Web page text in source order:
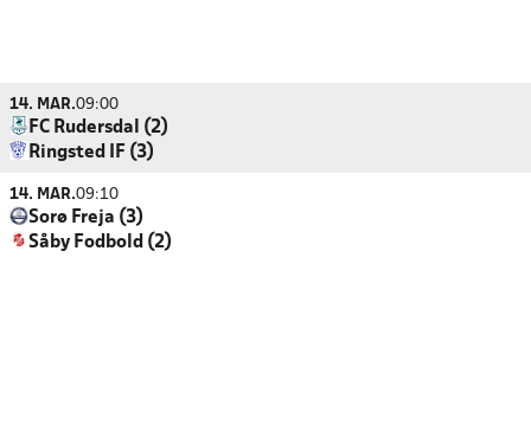
14. MAR.09:00
FC Rudersdal (2)
Ringsted IF (3)
14. MAR.09:10
Sorø Freja (3)
Såby Fodbold (2)